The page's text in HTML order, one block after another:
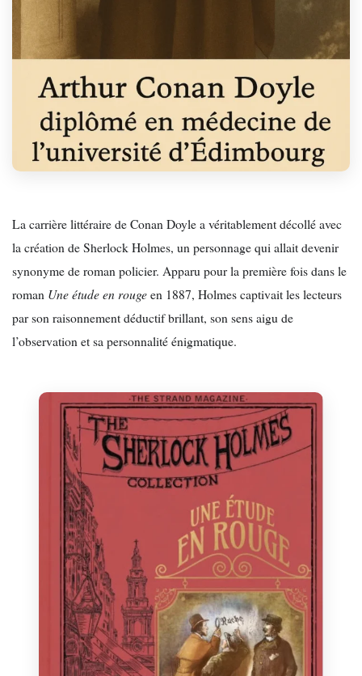
La carrière littéraire de Conan Doyle a véritablement décollé avec
la création de Sherlock Holmes, un personnage qui allait devenir
synonyme de roman policier. Apparu pour la première fois dans le
roman Une étude en rougeen 1887, Holmes captivait les lecteurs
par son raisonnement déductif brillant, son sens aigu de
l’observation et sa personnalité énigmatique.